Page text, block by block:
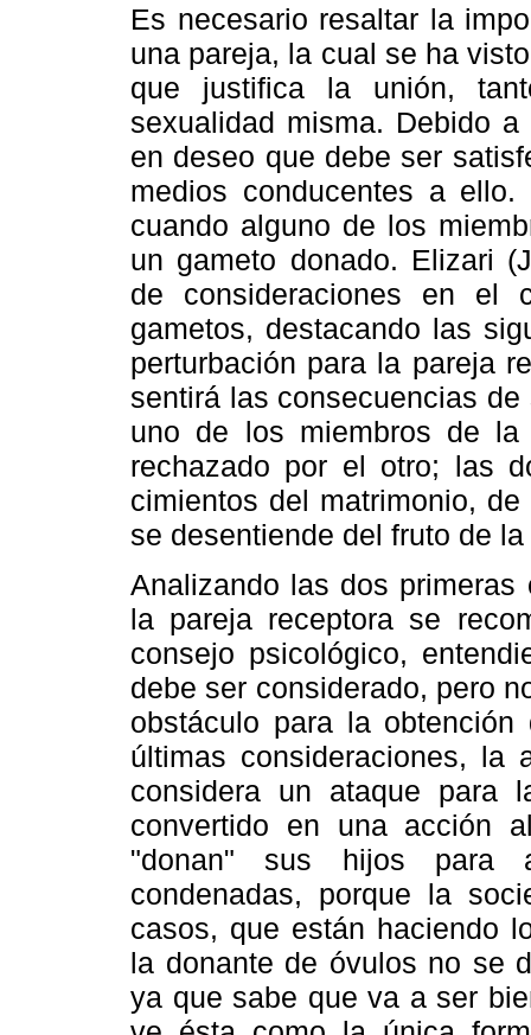
Es necesario resaltar la
una pareja, la cual se ha
que justifica la unión,
sexualidad misma. Debido
en deseo que debe ser
medios conducentes a
cuando alguno de los
un gameto donado. Elizari
de consideraciones en el
gametos, destacando las
perturbación para la pareja
sentirá las consecuencias
uno de los miembros de
rechazado por el otro; las
cimientos del matrimonio,
se desentiende del fruto de
Analizando las dos
la pareja receptora se
consejo psicológico,
debe ser considerado, pero
obstáculo para la
últimas consideraciones, la
considera un ataque para
convertido en una acción
"donan" sus hijos para
condenadas, porque la
casos, que están haciendo
la donante de óvulos no se
ya que sabe que va a ser